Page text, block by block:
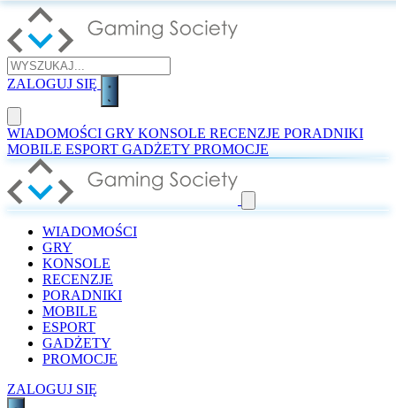
ZALOGUJ SIĘ
WIADOMOŚCI GRY KONSOLE RECENZJE PORADNIKI
MOBILE ESPORT GADŻETY PROMOCJE
WIADOMOŚCI
GRY
KONSOLE
RECENZJE
PORADNIKI
MOBILE
ESPORT
GADŻETY
PROMOCJE
ZALOGUJ SIĘ